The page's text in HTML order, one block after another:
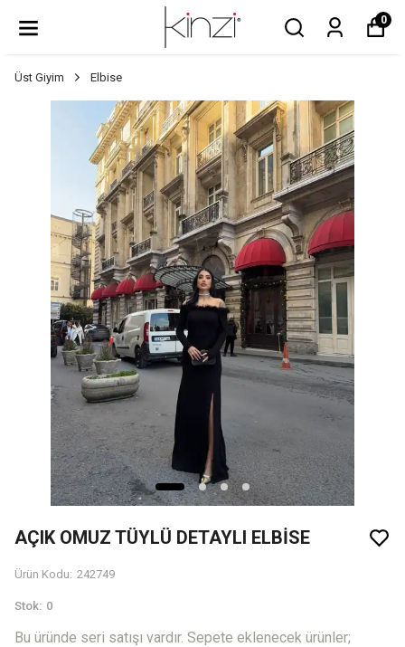
0
Üst Giyim Elbise
AÇIK OMUZ TÜYLÜ DETAYLI ELBİSE
Ürün Kodu: 242749
Stok: 0
Bu üründe seri satışı vardır. Sepete eklenecek ürünler;